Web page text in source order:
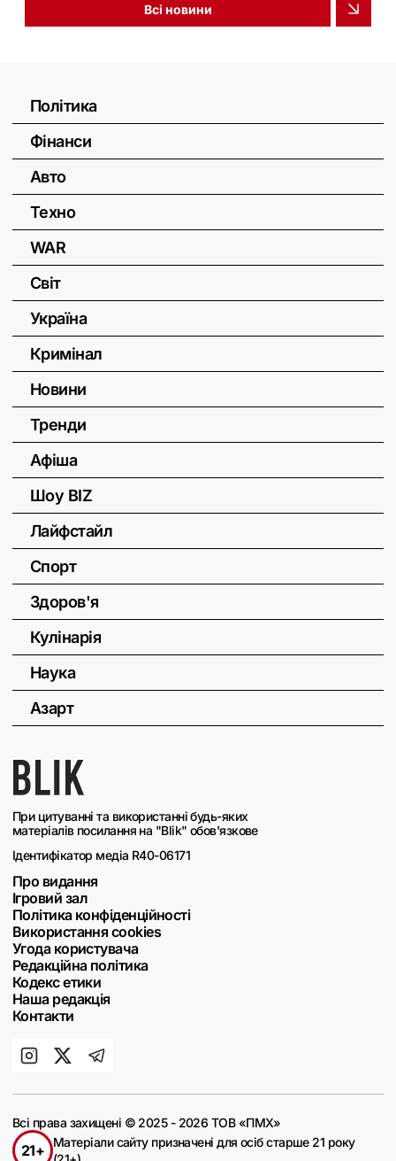
Всі новини
При цитуванні та використанні будь-яких
матеріалів посилання на "Blik" обов'язкове
Ідентифікатор медіа R40-06171
Про видання
Ігровий зал
Політика конфіденційності
Використання cookies
Угода користувача
Редакційна політика
Кодекс етики
Наша редакція
Контакти
Політика
Фінанси
Авто
Техно
WAR
Світ
Україна
Кримінал
Новини
Тренди
Афіша
Шоу BIZ
Лайфстайл
Спорт
Здоров'я
Кулінарія
Наука
Азарт
Всі права захищені © 2025 - 2026 ТОВ «ПМХ»
21+
Матеріали сайту призначені для осіб старше 21 року